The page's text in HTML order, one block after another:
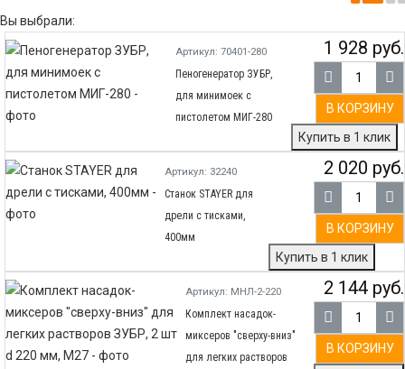
Вы выбрали:
Артикул: 70401-280
Пеногенератор ЗУБР,
для минимоек с
пистолетом МИГ-280
1 928 руб.
В КОРЗИНУ
Купить в 1 клик
Артикул: 32240
Станок STAYER для
дрели с тисками,
400мм
2 020 руб.
В КОРЗИНУ
Купить в 1 клик
Артикул: МНЛ-2-220
Комплект насадок-
миксеров ″сверху-вниз″
для легких растворов
2 144 руб.
В КОРЗИНУ